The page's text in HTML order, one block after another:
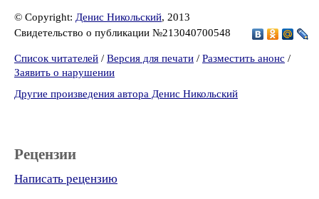
© Copyright: Денис Никольский, 2013
Свидетельство о публикации №213040700548
Список читателей / Версия для печати / Разместить анонс /
Заявить о нарушении
Другие произведения автора Денис Никольский
Рецензии
Написать рецензию